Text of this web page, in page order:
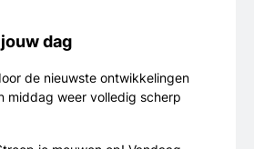
dag
de nieuwste ontwikkelingen
middag weer volledig scherp